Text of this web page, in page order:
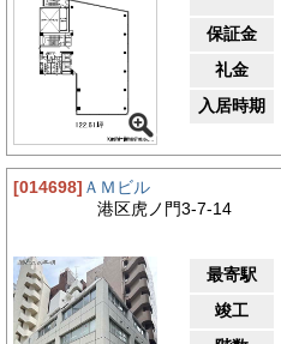
保証金
礼金
入居時期
[014698] ＡＭビル
港区虎ノ門3-7-14
最寄駅
竣工